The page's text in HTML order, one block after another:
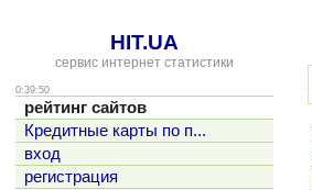
HIT.UA
сервис интернет статистики
0:39:50
рейтинг сайтов
Кредитные карты по п...
вход
регистрация